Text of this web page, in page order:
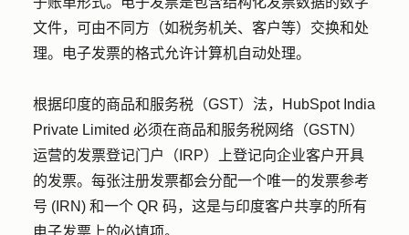
文件，可由不同方（如税务机关、客户等）交换和处
理。电子发票的格式允许计算机自动处理。
根据印度的商品和服务税（GST）法，HubSpot India
Private Limited 必须在商品和服务税网络（GSTN）
运营的发票登记门户（IRP）上登记向企业客户开具
的发票。每张注册发票都会分配一个唯一的发票参考
号 (IRN) 和一个 QR 码，这是与印度客户共享的所有
电子发票上的必填项。